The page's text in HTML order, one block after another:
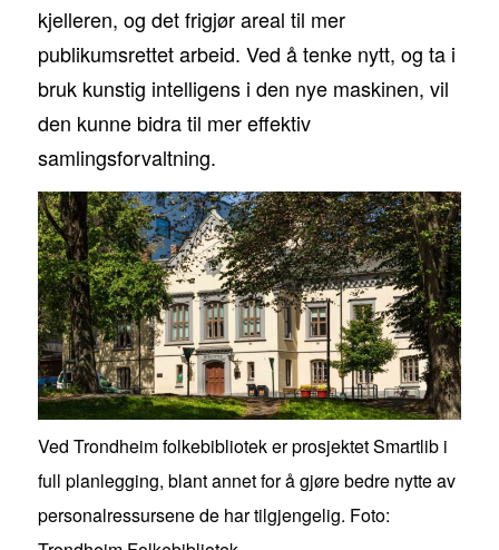
kjelleren, og det frigjør areal til mer
publikumsrettet arbeid. Ved å tenke nytt, og ta i
bruk kunstig intelligens i den nye maskinen, vil
den kunne bidra til mer effektiv
samlingsforvaltning.
Ved Trondheim folkebibliotek er prosjektet Smartlib i
full planlegging, blant annet for å gjøre bedre nytte av
personalressursene de har tilgjengelig. Foto: